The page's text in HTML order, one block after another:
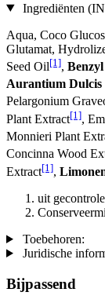
Ingrediënten
Aqua, Coco
Glutamat,
Seed Oil[1],
Aurantium Dulcis
Pelargonium
Plant Extract[1],
Monnieri Plant
Concinna Wood
Extract[1],
uit
Toebehoren:
Juridische
Bijpassend